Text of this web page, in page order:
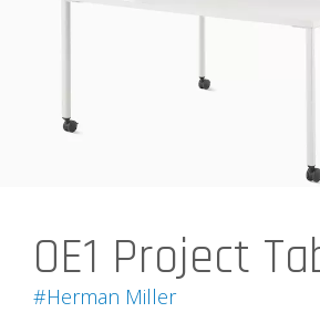
OE1 Project
#Herman Miller